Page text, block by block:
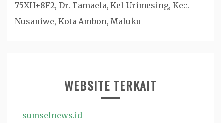
75XH+8F2, Dr. Tamaela, Kel Urimesing, Kec.
Nusaniwe, Kota Ambon, Maluku
WEBSITE TERKAIT
sumselnews.id